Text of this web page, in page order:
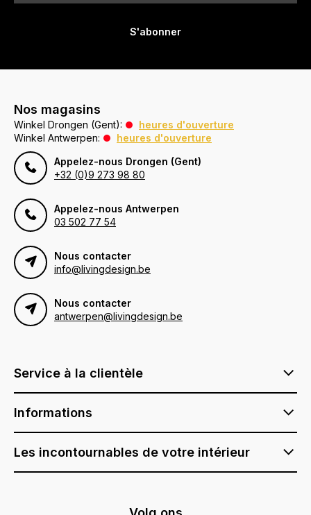
S'abonner
Nos magasins
Winkel Drongen (Gent):
heures d'ouverture
Winkel Antwerpen:
heures d'ouverture
Appelez-nous Drongen (Gent)
+32 (0)9 273 98 80
Appelez-nous Antwerpen
03 502 77 54
Nous contacter
info@livingdesign.be
Nous contacter
antwerpen@livingdesign.be
Service à la clientèle
Informations
Les incontournables de votre intérieur